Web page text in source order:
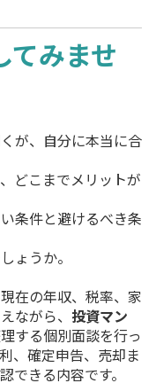
てみませ
が、自分に本当に合
どこまでメリットが
条件と避けるべき条
ょうか。
在の年収、税率、家
ながら、 投資マン
する個別面談を行っ
、確定申告、売却ま
できる内容です。